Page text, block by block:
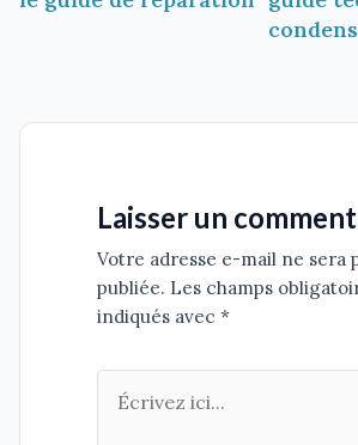
Laisser un
Votre adresse e-mail ne sera
publiée. Les champs
indiqués avec *